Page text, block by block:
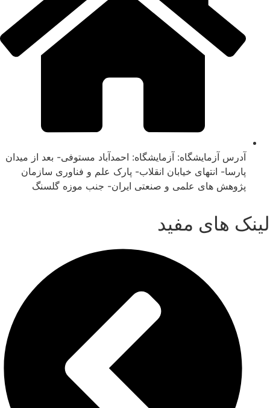
آدرس آزمایشگاه: آزمایشگاه: احمدآباد مستوفی- بعد از میدان
پارسا- انتهای خیابان انقلاب- پارک علم و فناوری سازمان
پژوهش های علمی و صنعتی ایران- جنب موزه گلسنگ
لینک های مفید